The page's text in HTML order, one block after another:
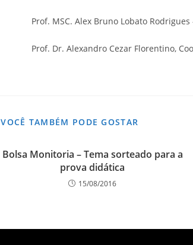
Prof. MSC. Alex Bruno Lobato
Prof. Dr. Alexandro Cezar Florentino,
VOCÊ TAMBÉM PODE GOSTAR
Bolsa Monitoria – Tema sorteado para a
prova didática
15/08/2016